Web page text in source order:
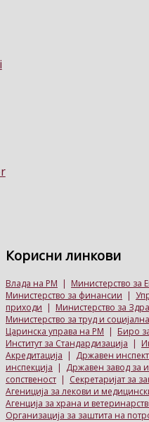
Корисни линкови
Влада на РМ | Министерство за
Министерство за финансии |
приходи | Министерство за
Министерство за труд и
Царинска управа на РМ | Биро
Институт за Стандардизација |
Акредитација | Државен
инспекција | Државен завод за
сопственост | Секретаријат за
Агениција за лекови и
Агенција за храна и
Организација за заштита на